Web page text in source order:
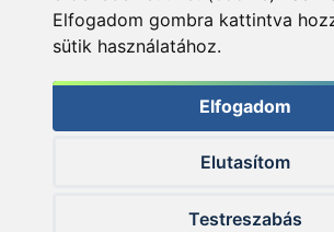
Elfogadom gombra kattintva
sütik használatához.
Elfogadom
Elutasítom
Testreszabás